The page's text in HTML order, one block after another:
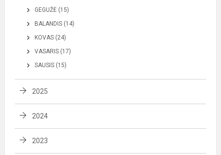
GEGUŽĖ (15)
BALANDIS (14)
KOVAS (24)
VASARIS (17)
SAUSIS (15)
2025
2024
2023